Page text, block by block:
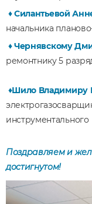
♦Силантьевой
начальника
♦ Чернявскому
ремонтнику 5
♦Шило Владимиру
инструментального
Поздравляем и
достигнутом!